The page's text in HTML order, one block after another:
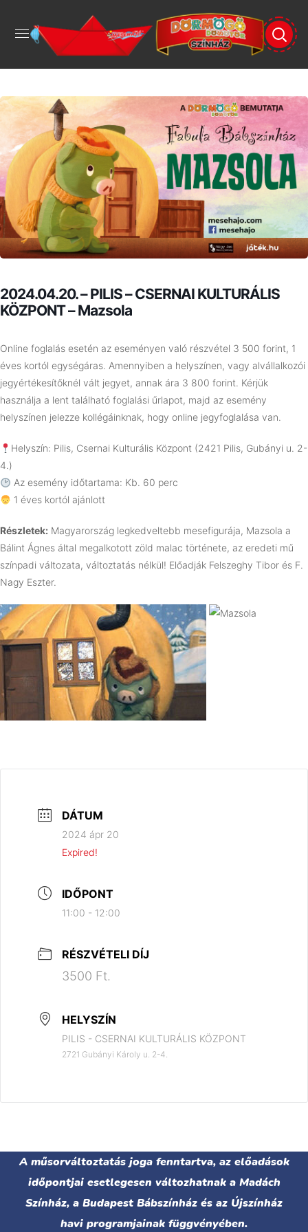
2024.04.20. – PILIS – CSERNAI KULTURÁLIS
KÖZPONT – Mazsola
Online foglalás esetén az eseményen való részvétel 3 500 forint, 1
éves kortól egységáras. Amennyiben a helyszínen, vagy alvállalkozói
jegyértékesítőknél vált jegyet, annak ára 3 800 forint. Kérjük
használja a lent található foglalási űrlapot, majd az esemény
helyszínen jelezze kollégáinknak, hogy online jegyfoglalása van.
Helyszín: Pilis, Csernai Kulturális Központ (2421 Pilis, Gubányi u. 2-
4.)
Az esemény időtartama: Kb. 60 perc
1 éves kortól ajánlott
Részletek: Magyarország legkedveltebb mesefigurája, Mazsola a
Bálint Ágnes által megalkotott zöld malac története, az eredeti mű
színpadi változata, változtatás nélkül! Előadják Felszeghy Tibor és F.
Nagy Eszter.
DÁTUM
2024 ápr 20
Expired!
IDŐPONT
11:00 - 12:00
RÉSZVÉTELI DÍJ
3500 Ft.
HELYSZÍN
PILIS - CSERNAI KULTURÁLIS KÖZPONT
2721 Gubányi Károly u. 2-4.
A műsorváltoztatás joga fenntartva, az előadások
időpontjai esetlegesen változhatnak a Madách
Színház, a Budapest Bábszínház és az Újszínház
havi programjainak függvényében.